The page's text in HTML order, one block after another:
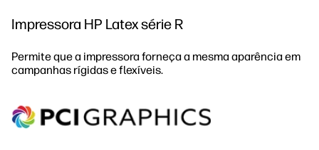
Impressora HP Latex série R
Permite que a impressora forneça a mesma aparência em
campanhas rígidas e flexíveis.